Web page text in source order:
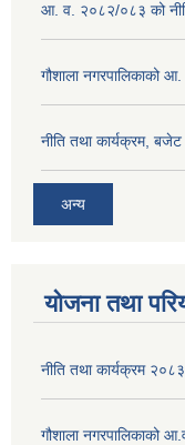
आ. व. २०८२/०८३ को
गौशाला नगरपालिकाको
नीति तथा कार्यक्रम,
अन्य
योजना तथा
नीति तथा कार्यक्रम २०८३
गौशाला नगरपालिकाको